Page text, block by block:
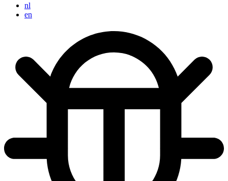
nl
en